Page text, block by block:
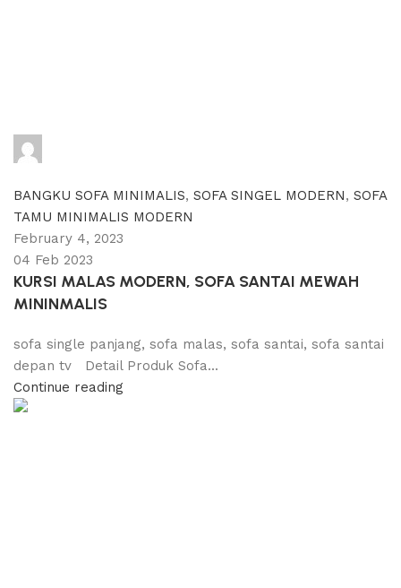
BANGKU SOFA MINIMALIS, SOFA SINGEL MODERN, SOFA
TAMU MINIMALIS MODERN
February 4, 2023
04 Feb 2023
KURSI MALAS MODERN, SOFA SANTAI MEWAH
MININMALIS
sofa single panjang, sofa malas, sofa santai, sofa santai
depan tv Detail Produk Sofa...
Continue reading